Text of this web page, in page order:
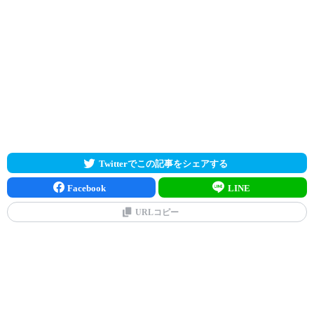
Twitterでこの記事をシェアする
Facebook LINE
URLコピー